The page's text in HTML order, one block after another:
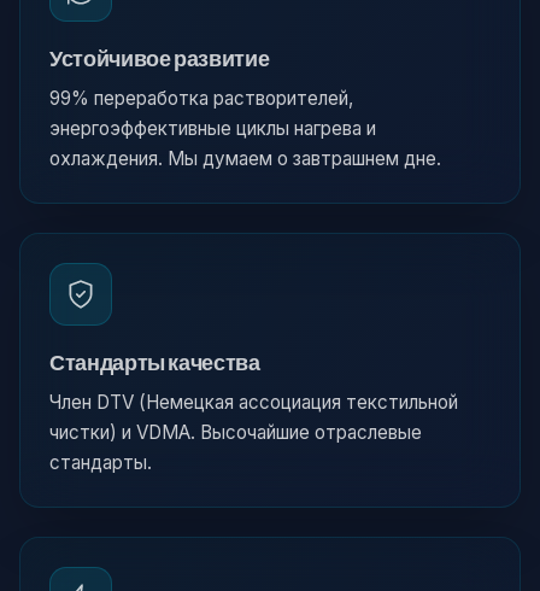
Устойчивое развитие
99% переработка растворителей,
энергоэффективные циклы нагрева и
охлаждения. Мы думаем о завтрашнем дне.
Стандарты качества
Член DTV (Немецкая ассоциация текстильной
чистки) и VDMA. Высочайшие отраслевые
стандарты.